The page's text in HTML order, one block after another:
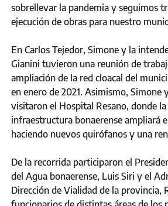
sobrellevar la pandemia y seguimos
ejecución de obras para nuestro
En Carlos Tejedor, Simone y la
Gianini tuvieron una reunión de
ampliación de la red cloacal del
en enero de 2021. Asimismo, Simone
visitaron el Hospital Resano, donde
infraestructura bonaerense ampliará
haciendo nuevos quirófanos y una
De la recorrida participaron el
del Agua bonaerense, Luis Siri y el
Dirección de Vialidad de la provincia,